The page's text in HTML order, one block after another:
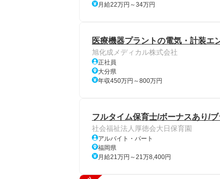
月給22万円～34万円
医療機器プラントの電気・計装エ
旭化成メディカル株式会社
正社員
大分県
年収450万円～800万円
フルタイム保育士/ボーナスあり/
社会福祉法人厚徳会大日保育園
アルバイト・パート
福岡県
月給21万円～21万8,400円